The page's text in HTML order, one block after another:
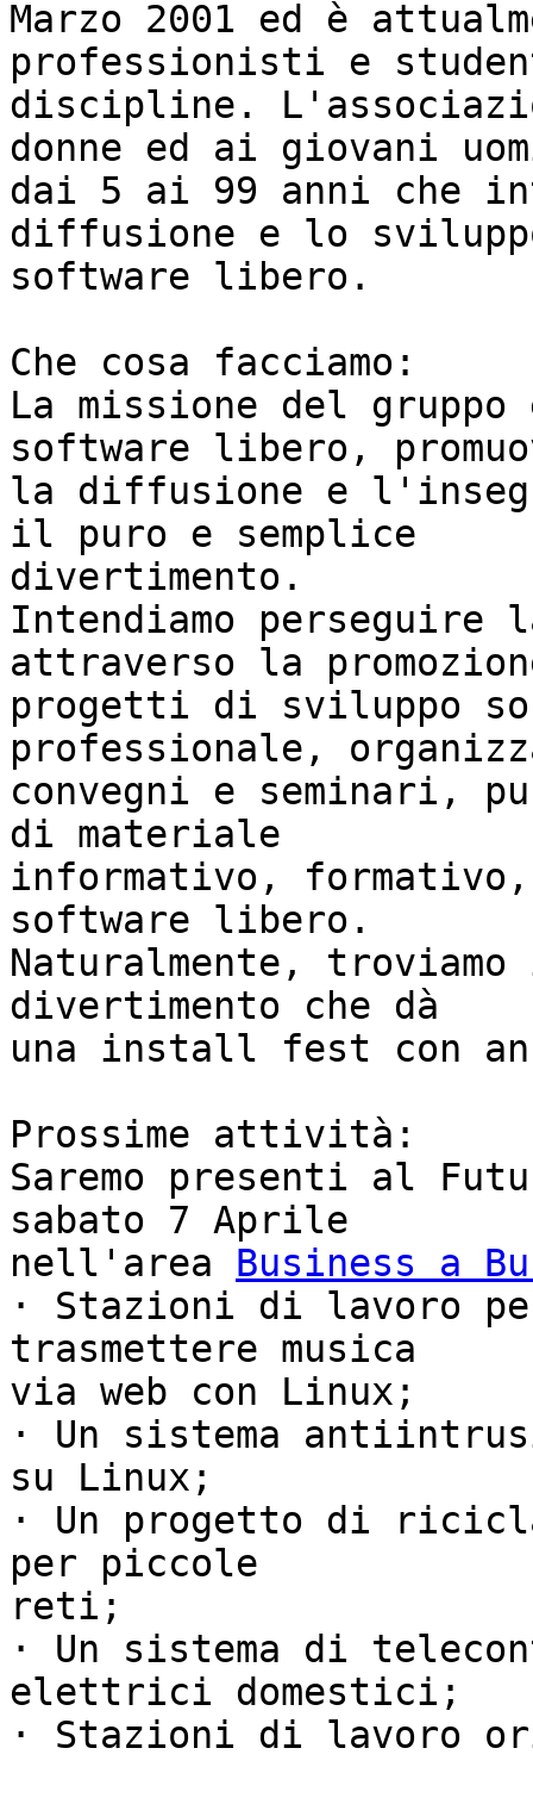
Marzo 2001 ed è
professionisti e
discipline.
donne ed ai giovani
dai 5 ai 99 anni che
diffusione e lo
software libero.
Che cosa facciamo:
La missione del
software libero,
la diffusione e
il puro e semplice
divertimento.
Intendiamo perseguire
attraverso la
progetti di sviluppo
professionale,
convegni e seminari,
di materiale
informativo,
software libero.
Naturalmente,
divertimento che dà
una install fest con
Prossime attività:
Saremo presenti al
sabato 7 Aprile
nell'area Business a
· Stazioni di lavoro
trasmettere musica
via web con Linux;
· Un sistema
su Linux;
· Un progetto di
per piccole
reti;
· Un sistema di
elettrici domestici;
· Stazioni di lavoro